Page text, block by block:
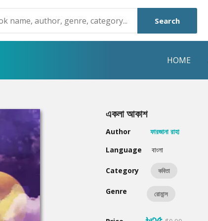
Search
HOME
Humayun Ahmed
Mouri Morium
Hot & New
একলা আকাশ
Author
ফারজানা রাহা
Language
বাংলা
Category কবিতা
Genre রোমান্স